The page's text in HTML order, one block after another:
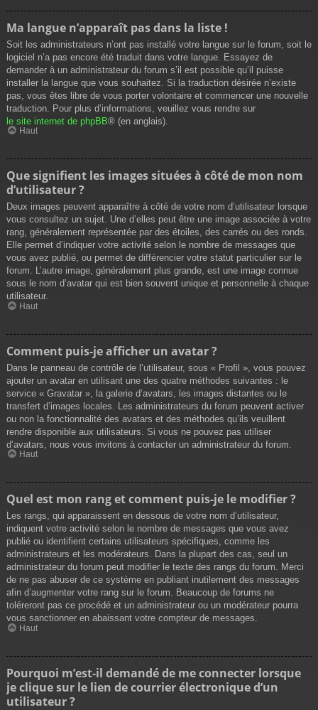
Ma langue n’apparaît pas dans la liste !
Soit les administrateurs n’ont pas installé votre langue sur le forum, soit le
logiciel n’a pas encore été traduit dans votre langue. Essayez de
demander à un administrateur du forum s’il est possible qu’il puisse
installer la langue que vous souhaitez. Si la traduction désirée n’existe
pas, vous êtes libre de vous porter volontaire et commencer une nouvelle
traduction. Pour plus d’informations, veuillez vous rendre sur
le site internet de phpBB® (en anglais).
Haut
Que signifient les images situées à côté de mon nom
d’utilisateur ?
Deux images peuvent apparaître à côté de votre nom d’utilisateur lorsque
vous consultez un sujet. Une d’elles peut être une image associée à votre
rang, généralement représentée par des étoiles, des carrés ou des ronds.
Elle permet d’indiquer votre activité selon le nombre de messages que
vous avez publié, ou permet de différencier votre statut particulier sur le
forum. L’autre image, généralement plus grande, est une image connue
sous le nom d’avatar qui est bien souvent unique et personnelle à chaque
utilisateur.
Haut
Comment puis-je afficher un avatar ?
Dans le panneau de contrôle de l’utilisateur, sous « Profil », vous pouvez
ajouter un avatar en utilisant une des quatre méthodes suivantes : le
service « Gravatar », la galerie d’avatars, les images distantes ou le
transfert d’images locales. Les administrateurs du forum peuvent activer
ou non la fonctionnalité des avatars et des méthodes qu’ils veuillent
rendre disponible aux utilisateurs. Si vous ne pouvez pas utiliser
d’avatars, nous vous invitons à contacter un administrateur du forum.
Haut
Quel est mon rang et comment puis-je le modifier ?
Les rangs, qui apparaissent en dessous de votre nom d’utilisateur,
indiquent votre activité selon le nombre de messages que vous avez
publié ou identifient certains utilisateurs spécifiques, comme les
administrateurs et les modérateurs. Dans la plupart des cas, seul un
administrateur du forum peut modifier le texte des rangs du forum. Merci
de ne pas abuser de ce système en publiant inutilement des messages
afin d’augmenter votre rang sur le forum. Beaucoup de forums ne
toléreront pas ce procédé et un administrateur ou un modérateur pourra
vous sanctionner en abaissant votre compteur de messages.
Haut
Pourquoi m’est-il demandé de me connecter lorsque
je clique sur le lien de courrier électronique d’un
utilisateur ?